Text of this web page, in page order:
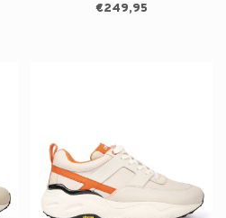
€249,95